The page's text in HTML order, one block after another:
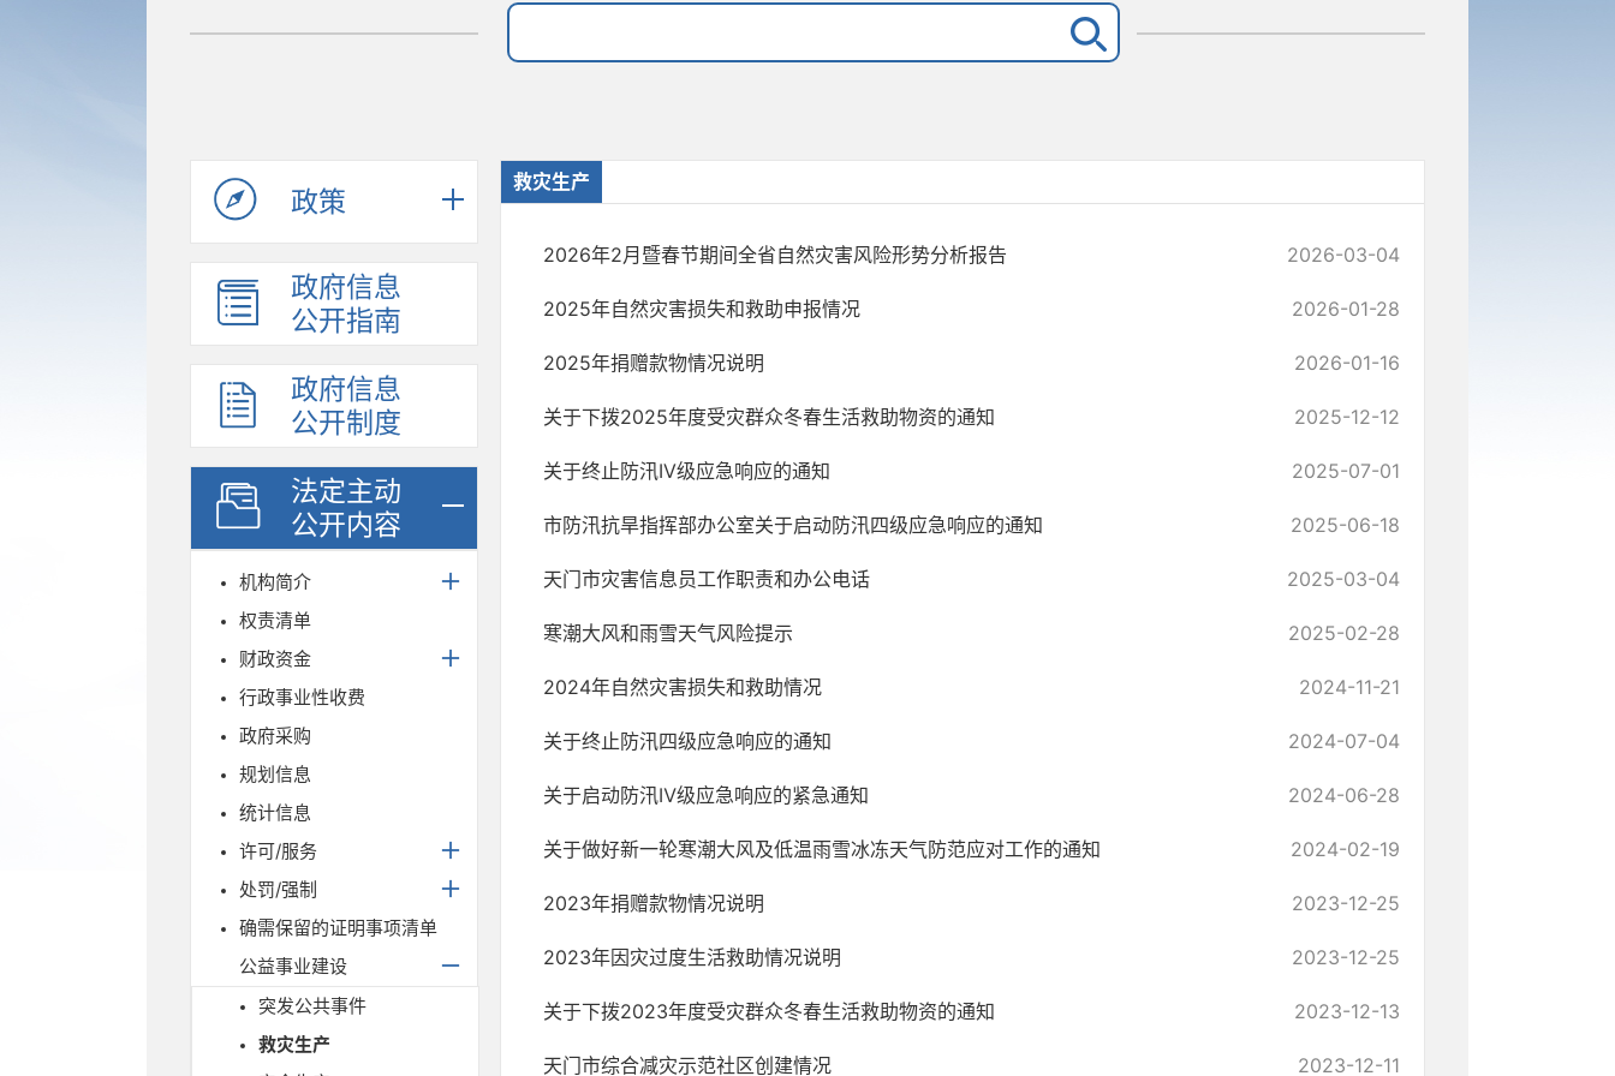
政策
政府信息
公开指南
政府信息
公开制度
法定主动
公开内容
机构简介
权责清单
财政资金
行政事业性收费
政府采购
规划信息
统计信息
许可/服务
处罚/强制
确需保留的证明事项清单
公益事业建设
突发公共事件
救灾生产
救灾生产
2026年2月暨春节期间全省自然灾害风险形势分析报告 2026-03-04
2025年自然灾害损失和救助申报情况 2026-01-28
2025年捐赠款物情况说明 2026-01-16
关于下拨2025年度受灾群众冬春生活救助物资的通知 2025-12-12
关于终止防汛IV级应急响应的通知 2025-07-01
市防汛抗旱指挥部办公室关于启动防汛四级应急响应的通知 2025-06-18
天门市灾害信息员工作职责和办公电话 2025-03-04
寒潮大风和雨雪天气风险提示 2025-02-28
2024年自然灾害损失和救助情况 2024-11-21
关于终止防汛四级应急响应的通知 2024-07-04
关于启动防汛Ⅳ级应急响应的紧急通知 2024-06-28
关于做好新一轮寒潮大风及低温雨雪冰冻天气防范应对工作的通知 2024-02-19
2023年捐赠款物情况说明 2023-12-25
2023年因灾过度生活救助情况说明 2023-12-25
关于下拨2023年度受灾群众冬春生活救助物资的通知 2023-12-13
天门市综合减灾示范社区创建情况 2023-12-11